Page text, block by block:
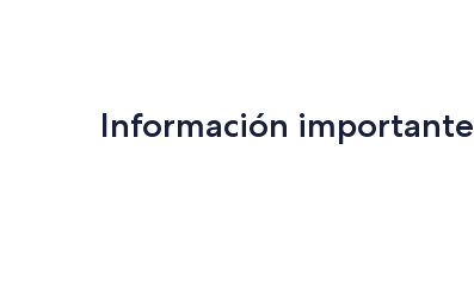
Información importante